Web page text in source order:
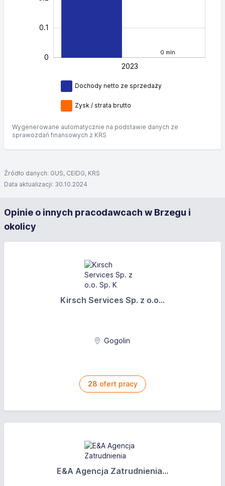
0 mln
0
0.1
L
2023
Dochody netto ze sprzedaży
Zysk / strata brutto
Wygenerowane automatycznie na podstawie danych ze
sprawozdań finansowych z KRS
Źródło danych: GUS, CEIDG, KRS
Data aktualizacji: 30.10.2024
Opinie o innych pracodawcach w Brzegu i
okolicy
Kirsch Services Sp. z o.o...
Gogolin
28 ofert pracy
E&A Agencja Zatrudnienia...